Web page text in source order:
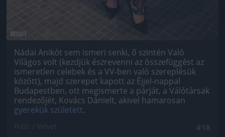
Nádai Anikót sem ismeri senki, ő szintén Való
Világos volt (kezdjük észrevenni az összefüggést az
ismeretlen celebek és a VV-ben való szereplésük
között), majd szerepet kapott az Éjjel-nappal
Budapestben, ott megismerte a párját, a Válótársak
rendezőjét, Kovács Dánielt, akivel hamarosan
gyerekük született.